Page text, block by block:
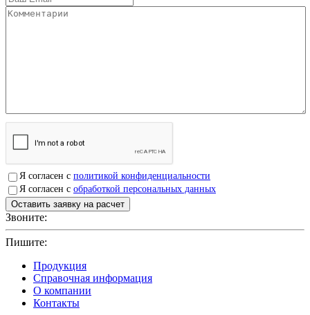
Я согласен с политикой конфиденциальности
Я согласен с обработкой персональных данных
Звоните:
Пишите:
Продукция
Справочная информация
О компании
Контакты